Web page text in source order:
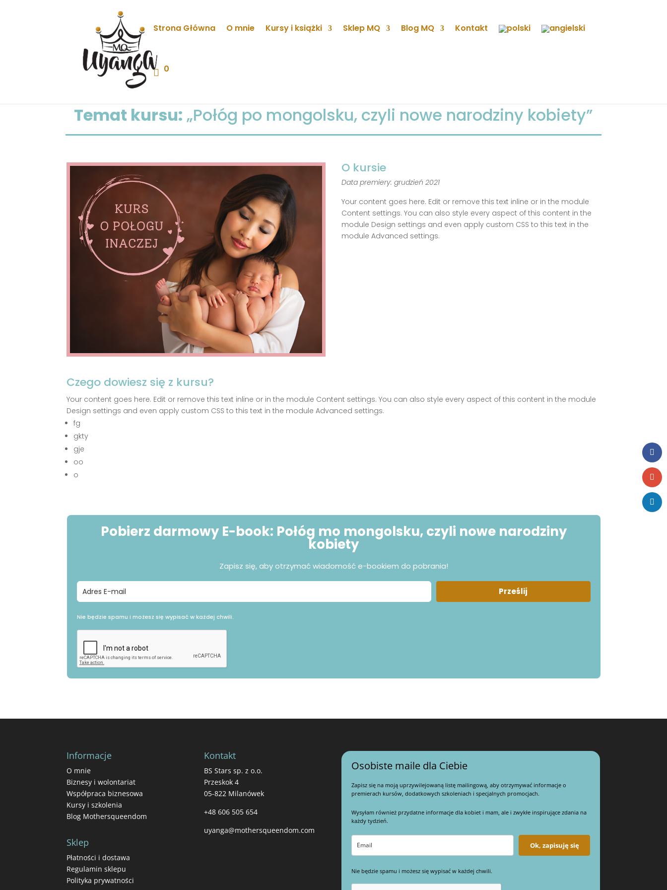
Strona Główna O mnie Kursy i książki Sklep MQ Blog MQ Kontakt
0
Temat kursu: „Połóg po mongolsku, czyli nowe narodziny kobiety”
O kursie
Data premiery: grudzień 2021
Your content goes here. Edit or remove this text inline or in the module
Content settings. You can also style every aspect of this content in the
module Design settings and even apply custom CSS to this text in the
module Advanced settings.
Czego dowiesz się z kursu?
Your content goes here. Edit or remove this text inline or in the module Content settings. You can also style every aspect of this content in the module
Design settings and even apply custom CSS to this text in the module Advanced settings.
fg
gkty
gje
oo
o
Pobierz darmowy E-book: Połóg mo mongolsku, czyli nowe narodziny
kobiety
Zapisz się, aby otrzymać wiadomość e-bookiem do pobrania!
Prześlij
Nie będzie spamu i możesz się wypisać w każdej chwili.
Informacje
O mnie
Biznesy i wolontariat
Współpraca biznesowa
Kursy i szkolenia
Blog Mothersqueendom
Sklep
Płatności i dostawa
Regulamin sklepu
Polityka prywatności
Kontakt
BS Stars sp. z o.o.
Przeskok 4
05-822 Milanówek
+48 606 505 654
uyanga@mothersqueendom.com
Osobiste maile dla Ciebie
Zapisz się na moją uprzywilejowaną listę mailingową, aby otrzymywać informacje o
premierach kursów, dodatkowych szkoleniach i specjalnych promocjach.
Wysyłam również przydatne informacje dla kobiet i mam, ale i zwykłe inspirujące zdania na
każdy tydzień.
Ok, zapisuję się
Nie będzie spamu i możesz się wypisać w każdej chwili.